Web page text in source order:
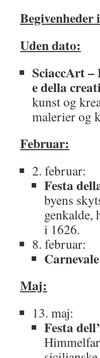
Begivenheder
Uden dato:
SciaccArt –
e della
kunst og
malerier og
Februar:
2. februar:
Festa
byens
genkalde,
i 1626.
8. februar:
Maj:
13. maj:
Festa